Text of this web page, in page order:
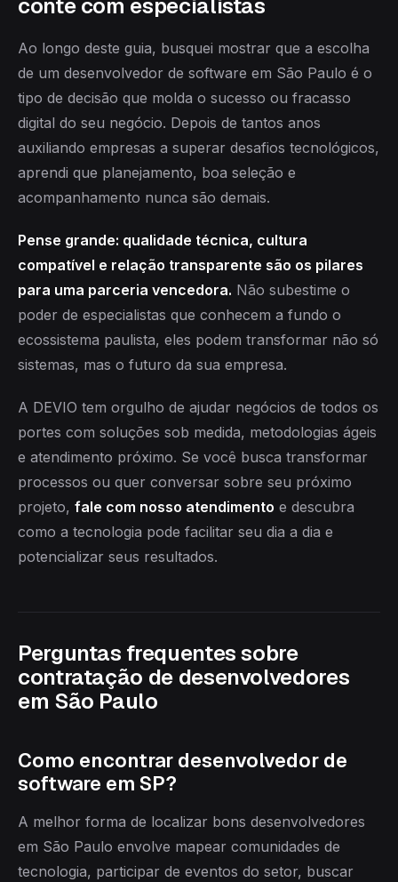
conte com especialistas
Ao longo deste guia, busquei mostrar que a escolha
de um desenvolvedor de software em São Paulo é o
tipo de decisão que molda o sucesso ou fracasso
digital do seu negócio. Depois de tantos anos
auxiliando empresas a superar desafios tecnológicos,
aprendi que planejamento, boa seleção e
acompanhamento nunca são demais.
Pense grande: qualidade técnica, cultura
compatível e relação transparente são os pilares
para uma parceria vencedora. Não subestime o
poder de especialistas que conhecem a fundo o
ecossistema paulista, eles podem transformar não só
sistemas, mas o futuro da sua empresa.
A DEVIO tem orgulho de ajudar negócios de todos os
portes com soluções sob medida, metodologias ágeis
e atendimento próximo. Se você busca transformar
processos ou quer conversar sobre seu próximo
projeto, fale com nosso atendimento e descubra
como a tecnologia pode facilitar seu dia a dia e
potencializar seus resultados.
Perguntas frequentes sobre
contratação de desenvolvedores
em São Paulo
Como encontrar desenvolvedor de
software em SP?
A melhor forma de localizar bons desenvolvedores
em São Paulo envolve mapear comunidades de
tecnologia, participar de eventos do setor, buscar